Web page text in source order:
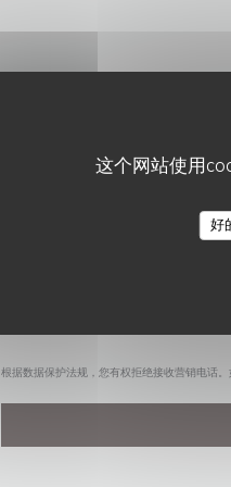
这个网站使用
好
根据数据保护法规，您有权拒绝接收营销电话